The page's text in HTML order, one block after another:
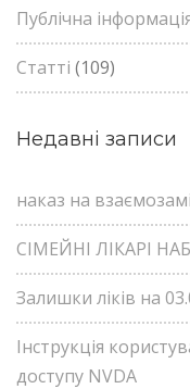
Публічна
Статті (109)
Недавні записи
наказ на
СІМЕЙНІ ЛІКАРІ
Залишки ліків на
Інструкція
доступу NVDA